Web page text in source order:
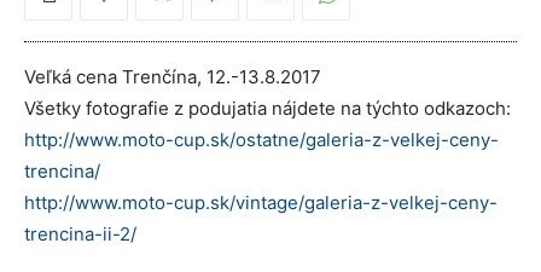
Veľká cena Trenčína, 12.-13.8.2017
Všetky fotografie z podujatia nájdete na týchto odkazoch:
http://www.moto-cup.sk/ostatne/galeria-z-velkej-ceny-
trencina/
http://www.moto-cup.sk/vintage/galeria-z-velkej-ceny-
trencina-ii-2/